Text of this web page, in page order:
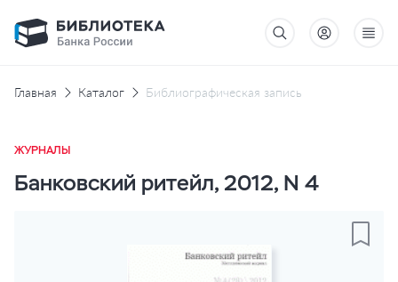
Главная Каталог Библиографическая запись
ЖУРНАЛЫ
Банковский ритейл, 2012, N 4